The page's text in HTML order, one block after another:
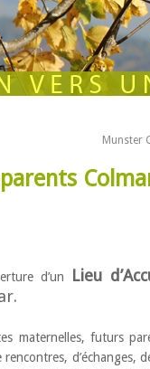
Munster
d’un
Lieu
maternelles, futurs
rencontres, d’échanges,